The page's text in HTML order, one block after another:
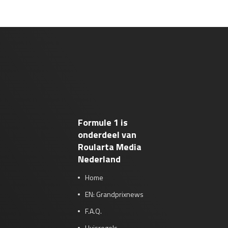
Formule 1 is
onderdeel van
Roularta Media
Nederland
Home
EN: Grandprixnews
F.A.Q.